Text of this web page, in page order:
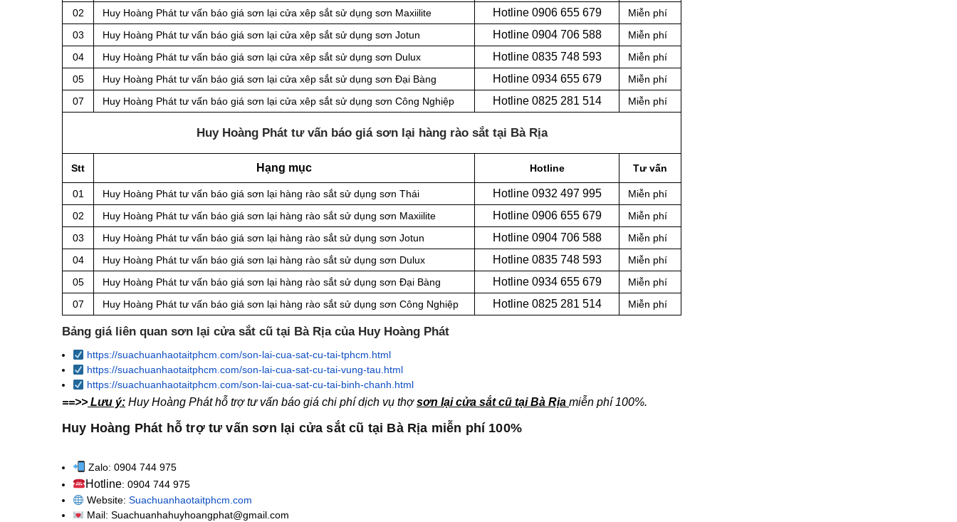
02
Huy Hoàng Phát tư vấn báo giá sơn lại cửa xêp sắt sử dụng sơn Maxiilite Hotline 0906 655 679
Miễn phí
03
Huy Hoàng Phát tư vấn báo giá sơn lại cửa xêp sắt sử dụng sơn Jotun Hotline 0904 706 588
Miễn phí
04
Huy Hoàng Phát tư vấn báo giá sơn lại cửa xêp sắt sử dụng sơn Dulux Hotline 0835 748 593
Miễn phí
05
Huy Hoàng Phát tư vấn báo giá sơn lại cửa xêp sắt sử dụng sơn Đại Bàng Hotline 0934 655 679
Miễn phí
07
Huy Hoàng Phát tư vấn báo giá sơn lại cửa xêp sắt sử dụng sơn Công Nghiệp Hotline 0825 281 514 Miễn phí
Huy Hoàng Phát tư vấn báo giá sơn lại hàng rào sắt tại Bà Rịa
Stt Hạng mục Hotline Tư vấn
01 Huy Hoàng Phát tư vấn báo giá sơn lại hàng rào sắt sử dụng sơn Thái Hotline 0932 497 995
Miễn phí
02
Huy Hoàng Phát tư vấn báo giá sơn lại hàng rào sắt sử dụng sơn Maxiilite Hotline 0906 655 679
Miễn phí
03
Huy Hoàng Phát tư vấn báo giá sơn lại hàng rào sắt sử dụng sơn Jotun Hotline 0904 706 588
Miễn phí
04
Huy Hoàng Phát tư vấn báo giá sơn lại hàng rào sắt sử dụng sơn Dulux Hotline 0835 748 593
Miễn phí
05
Huy Hoàng Phát tư vấn báo giá sơn lại hàng rào sắt sử dụng sơn Đại Bàng Hotline 0934 655 679
Miễn phí
07
Huy Hoàng Phát tư vấn báo giá sơn lại hàng rào sắt sử dụng sơn Công Nghiệp Hotline 0825 281 514 Miễn phí
Bảng giá liên quan sơn lại cửa sắt cũ tại Bà Rịa của Huy Hoàng Phát
https://suachuanhaotaitphcm.com/son-lai-cua-sat-cu-tai-tphcm.html
https://suachuanhaotaitphcm.com/son-lai-cua-sat-cu-tai-vung-tau.html
https://suachuanhaotaitphcm.com/son-lai-cua-sat-cu-tai-binh-chanh.html
==>> Lưu ý: Huy Hoàng Phát hỗ trợ tư vấn báo giá chi phí dịch vụ thợsơn lại cửa sắt cũ tại Bà Rịa miễn phí 100%.
Huy Hoàng Phát hỗ trợ tư vấn sơn lại cửa sắt cũ tại Bà Rịa miễn phí 100%
Zalo: 0904 744 975
Hotline: 0904 744 975
Website: Suachuanhaotaitphcm.com
Mail: Suachuanhahuyhoangphat@gmail.com